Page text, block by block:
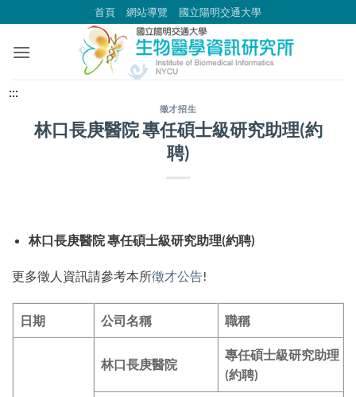
到
內
首頁 網站導覽 國立陽明交通大學
:::
徵才招生
林口長庚醫院 專任碩士級研究助理(約
聘)
林口長庚醫院 專任碩士級研究助理(約聘)
更多徵人資訊請參考本所徵才公告!
日期 公司名稱 職稱
林口長庚醫院
專任碩士級研究助理
(約聘)